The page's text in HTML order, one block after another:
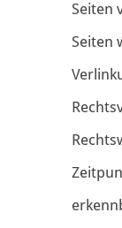
Seiten
Seiten